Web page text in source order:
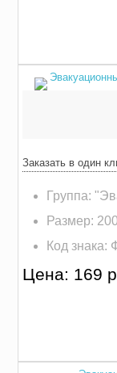
Заказать в один
Группа:
Размер:
Код знака:
Цена: 169